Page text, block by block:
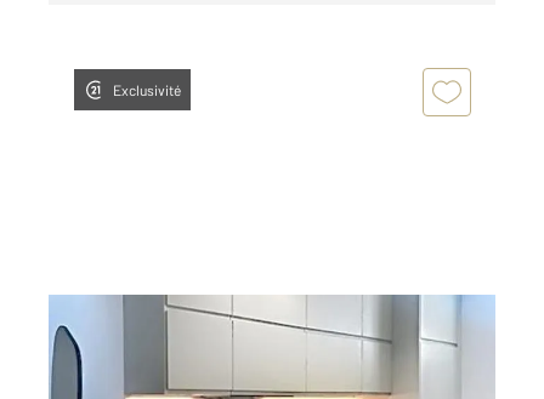
Exclusivité
34,78 m
Ref : 48611